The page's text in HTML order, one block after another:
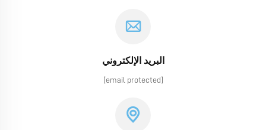
البريد الإلكتروني
[email protected]